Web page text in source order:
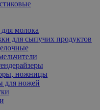
молока
для сыпучих продуктов
ножницы
для ножей